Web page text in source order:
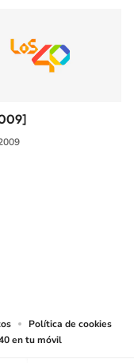
Política de cookies
en tu móvil